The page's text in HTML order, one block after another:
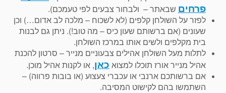
פרחים שבאתר – ולבחור צבעים לפי טעמכם).
לפזר על השולחן קלפים (לא לשכוח – מלכה לב אדום…) וכן
שעונים (אם ברשותם שעון כיס – מה טוב!). ניתן גם לבנות
בית מקלפים ולשים אותו במרכז השולחן.
לתלות מעל השולחן אהילים צבעוניים מנייר – סרטון להכנת
אהיל מנייר אורז תוכלו למצוא כאן, או לקנות אהיל מוכן.
אם ברשותכם ארנבי או עכברי צעצוע (או בובות פרווה) –
השתמשו בהם לקישוט המסיבה.